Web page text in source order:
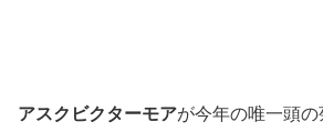
アスクビクターモアが今年の唯一頭